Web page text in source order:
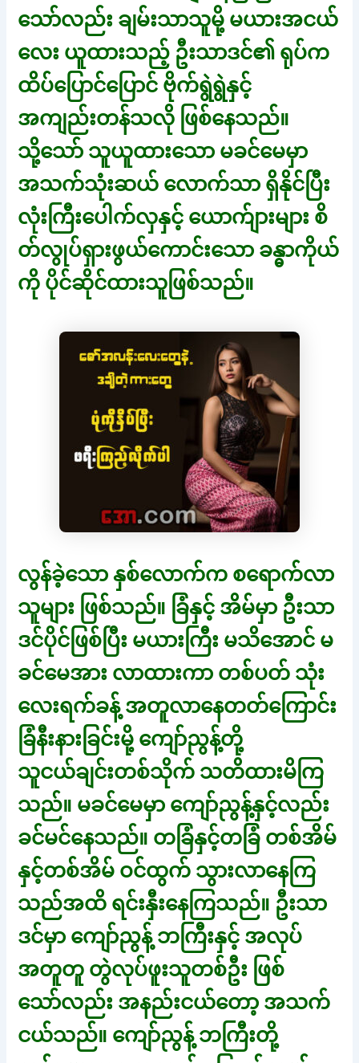
သော်လည်း ချမ်းသာသူမို့ မယားအငယ်
လေး ယူထားသည့် ဦးသာဒင်၏ ရုပ်က
ထိပ်ပြောင်ပြောင် ဗိုက်ရွဲရွဲနှင့်
အကျည်းတန်သလို ဖြစ်နေသည်။
သို့သော် သူယူထားသော မခင်မေမှာ
အသက်သုံးဆယ် လောက်သာ ရှိနိုင်ပြီး
လုံးကြီးပေါက်လှနှင့် ယောက်ျားများ စိ
တ်လွုပ်ရှားဖွယ်ကောင်းသော ခန္ဓာကိုယ်
ကို ပိုင်ဆိုင်ထားသူဖြစ်သည်။
လွန်ခဲ့သော နှစ်လောက်က စရောက်လာ
သူများ ဖြစ်သည်။ ခြံနှင့် အိမ်မှာ ဦးသာ
ဒင်ပိုင်ဖြစ်ပြီး မယားကြီး မသိအောင် မ
ခင်မေအား လာထားကာ တစ်ပတ် သုံး
လေးရက်ခန့် အတူလာနေတတ်ကြောင်း
ခြံနီးနားခြင်းမို့ ကျော်ညွန့်တို့
သူငယ်ချင်းတစ်သိုက် သတိထားမိကြ
သည်။ မခင်မေမှာ ကျော်ညွန့်နှင့်လည်း
ခင်မင်နေသည်။ တခြံနှင့်တခြံ တစ်အိမ်
နှင့်တစ်အိမ် ဝင်ထွက် သွားလာနေကြ
သည်အထိ ရင်းနှီးနေကြသည်။ ဦးသာ
ဒင်မှာ ကျော်ညွန့် ဘကြီးနှင့် အလုပ်
အတူတူ တွဲလုပ်ဖူးသူတစ်ဦး ဖြစ်
သော်လည်း အနည်းငယ်တော့ အသက်
ငယ်သည်။ ကျော်ညွန့် ဘကြီးတို့